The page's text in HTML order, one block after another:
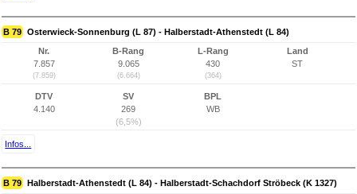
B 79 Osterwieck-Sonnenburg (L 87) - Halberstadt-Athenstedt (L 84)
Nr.
7.857
(7.859)
B-Rang
9.065
(6.664)
L-Rang
430
(364)
Land
ST
DTV
4.140
SV
269
(6,5%)
BPL
WB
Infos...
B 79 Halberstadt-Athenstedt (L 84) - Halberstadt-Schachdorf Ströbeck (K 1327)